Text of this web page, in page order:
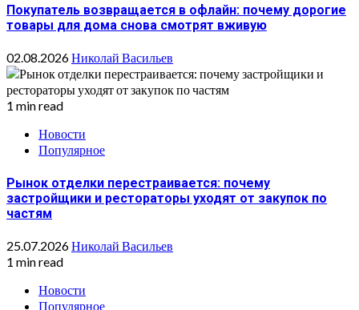
Покупатель возвращается в офлайн: почему дорогие
товары для дома снова смотрят вживую
02.08.2026Николай Васильев
1 min read
Новости
Популярное
Рынок отделки перестраивается: почему
застройщики и рестораторы уходят от закупок по
частям
25.07.2026Николай Васильев
1 min read
Новости
Популярное